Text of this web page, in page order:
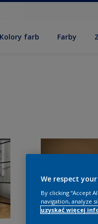
Kolory farb Farby
We respect
By clicking “Accept
navigation, analyze
uzyskać więcej